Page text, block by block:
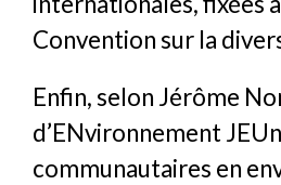
Convention sur la
Enfin, selon Jérôme
d’ENvironnement
communautaires en